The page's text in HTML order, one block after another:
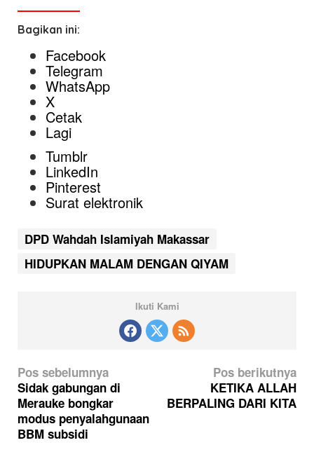
Bagikan ini:
Facebook
Telegram
WhatsApp
X
Cetak
Lagi
Tumblr
LinkedIn
Pinterest
Surat elektronik
DPD Wahdah Islamiyah Makassar
HIDUPKAN MALAM DENGAN QIYAM
Ikuti Kami
N
a
v
i
Pos sebelumnya
Sidak gabungan di
Merauke bongkar
modus penyalahgunaan
BBM subsidi
Pos berikutnya
KETIKA ALLAH
BERPALING DARI KITA